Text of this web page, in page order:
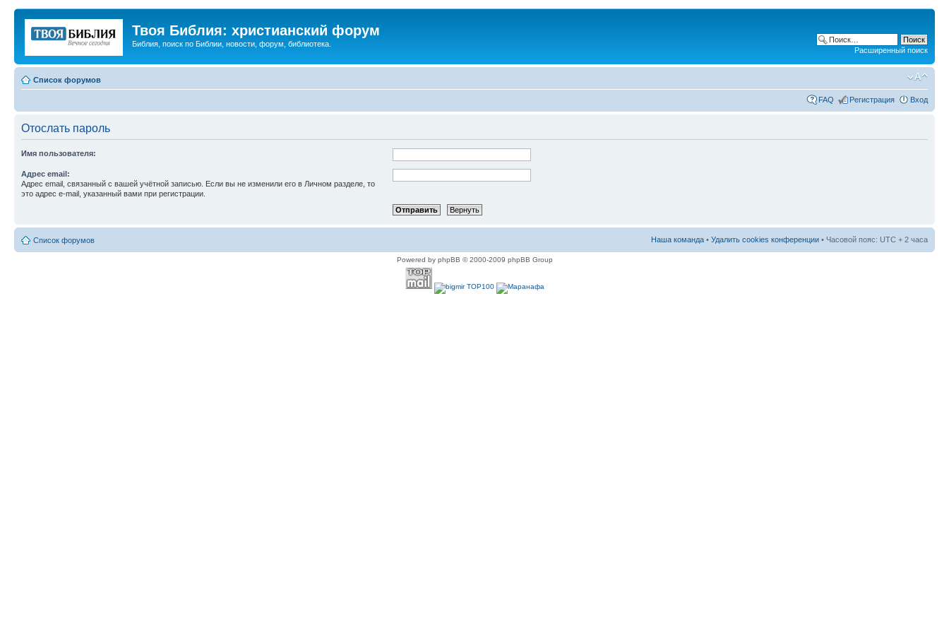
Твоя Библия: христианский форум
Библия, поиск по Библии, новости, форум, библиотека.
Расширенный поиск
Список форумов
FAQ Регистрация Вход
Отослать пароль
Имя пользователя:
Адрес email:
Адрес email, связанный с вашей учётной записью. Если вы не изменили его в Личном разделе, то
это адрес e-mail, указанный вами при регистрации.
Список форумов Наша команда • Удалить cookies конференции • Часовой пояс: UTC + 2 часа
Powered by phpBB © 2000-2009 phpBB Group